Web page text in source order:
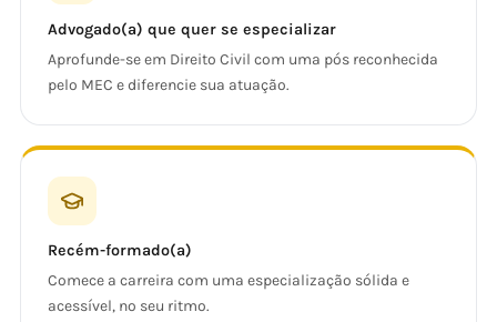
Advogado(a) que quer se especializar
Aprofunde-se em Direito Civil com uma pós reconhecida
pelo MEC e diferencie sua atuação.
Recém-formado(a)
Comece a carreira com uma especialização sólida e
acessível, no seu ritmo.